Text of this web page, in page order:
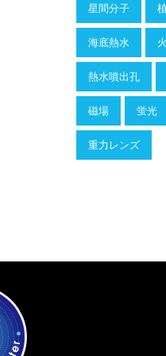
星間分子
海底熱水
熱水噴出孔
磁場 蛍光
重力レンズ